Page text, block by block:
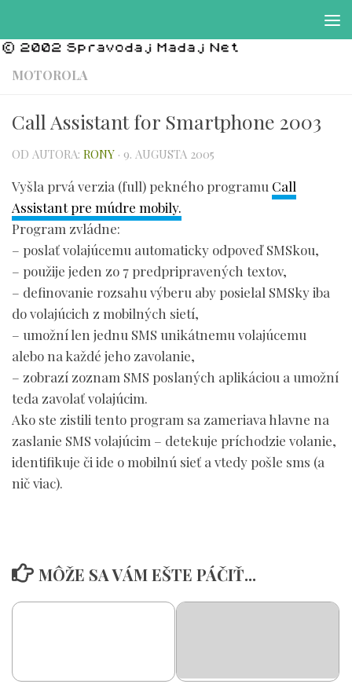
MOTOROLA
Call Assistant for Smartphone 2003
OD AUTORA: RONY · 9. AUGUSTA 2005
Vyšla prvá verzia (full) pekného programu Call
Assistant pre múdre mobily.
Program zvládne:
– poslať volajúcemu automaticky odpoveď SMSkou,
– použije jeden zo 7 predpripravených textov,
– definovanie rozsahu výberu aby posielal SMSky iba
do volajúcich z mobilných sietí,
– umožní len jednu SMS unikátnemu volajúcemu
alebo na každé jeho zavolanie,
– zobrazí zoznam SMS poslaných aplikáciou a umožní
teda zavolať volajúcim.
Ako ste zistili tento program sa zameriava hlavne na
zaslanie SMS volajúcim – detekuje príchodzie volanie,
identifikuje či ide o mobilnú sieť a vtedy pošle sms (a
nič viac).
MÔŽE SA VÁM EŠTE PÁČIŤ...